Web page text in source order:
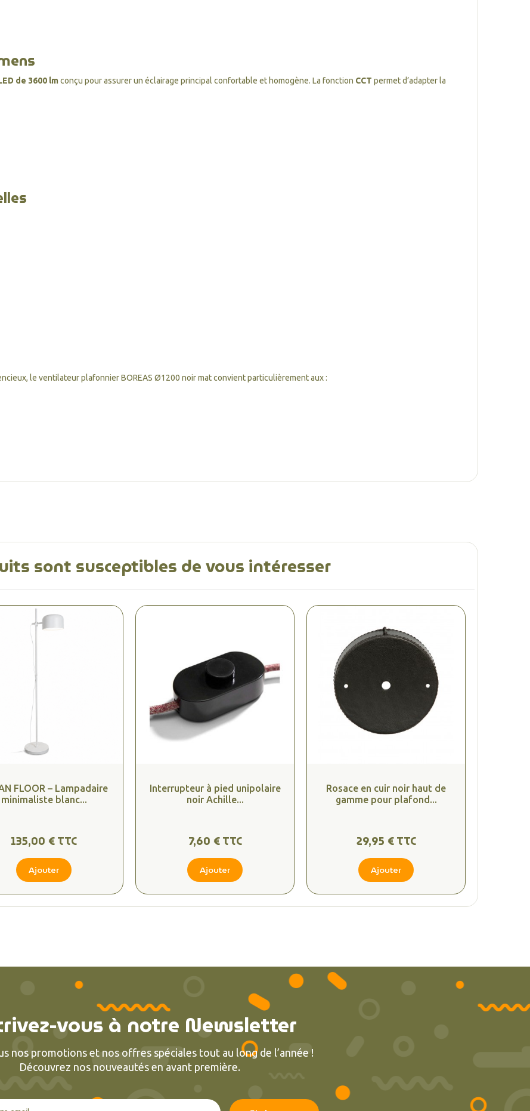
de 3600 lmconçu pour assurer un éclairage principal confortable et homogène. La fonction CCT permet d’adapter la
le ventilateur plafonnier BOREAS Ø1200 noir mat convient particulièrement aux :
sont susceptibles de vous intéresser
FLOOR – Lampadaire
minimaliste blanc...
135,00 € TTC
Ajouter
Interrupteur à pied unipolaire
noir Achille...
7,60 € TTC
Ajouter
Rosace en cuir noir haut de
gamme pour plafond...
29,95 € TTC
Ajouter
vous à notre Newsletter
nos promotions et nos offres spéciales tout au long de l’année !
Découvrez nos nouveautés en avant première.